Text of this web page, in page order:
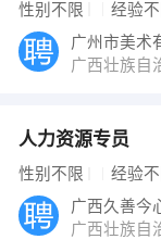
性别不限 经验
广州市美术
广西壮族自
人力资源专员
性别不限 经验
广西久善今
广西壮族自